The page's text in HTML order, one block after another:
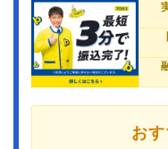
お